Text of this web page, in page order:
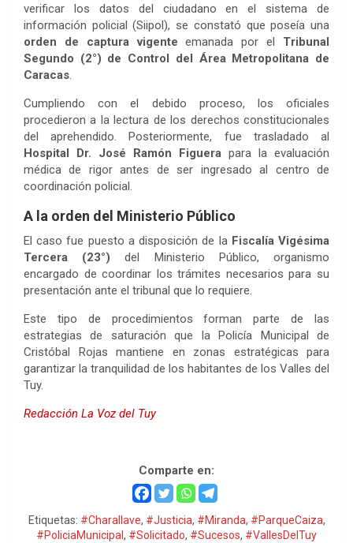
verificar los datos del ciudadano en el sistema de
información policial (Siipol), se constató que poseía una
orden de captura vigente emanada por el Tribunal
Segundo (2°) de Control del Área Metropolitana de
Caracas.
Cumpliendo con el debido proceso, los oficiales
procedieron a la lectura de los derechos constitucionales
del aprehendido. Posteriormente, fue trasladado al
Hospital Dr. José Ramón Figuera para la evaluación
médica de rigor antes de ser ingresado al centro de
coordinación policial.
A la orden del Ministerio Público
El caso fue puesto a disposición de la Fiscalía Vigésima
Tercera (23°) del Ministerio Público, organismo
encargado de coordinar los trámites necesarios para su
presentación ante el tribunal que lo requiere.
Este tipo de procedimientos forman parte de las
estrategias de saturación que la Policía Municipal de
Cristóbal Rojas mantiene en zonas estratégicas para
garantizar la tranquilidad de los habitantes de los Valles del
Tuy.
Redacción La Voz del Tuy
Comparte en:
Etiquetas: #Charallave, #Justicia, #Miranda, #ParqueCaiza,
#PoliciaMunicipal , #Solicitado, #Sucesos, #VallesDelTuy